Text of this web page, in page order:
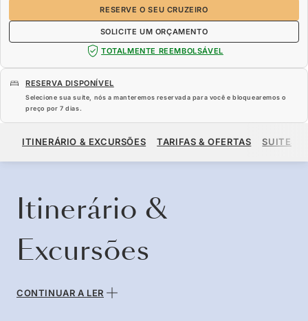
RESERVE O SEU CRUZEIRO
SOLICITE UM ORÇAMENTO
TOTALMENTE REEMBOLSÁVEL
RESERVA DISPONÍVEL
Selecione sua suíte, nós a manteremos reservada para você e bloquearemos o
preço por 7 dias.
A PARTIR DE US$ 14.800
ITINERÁRIO & EXCURSÕES TARIFAS & OFERTAS SUITES
Itinerário &
Excursões
CONTINUAR A LER